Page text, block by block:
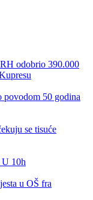
odobrio 390.000
50 godina
se tisuće
U 10h
u OŠ fra